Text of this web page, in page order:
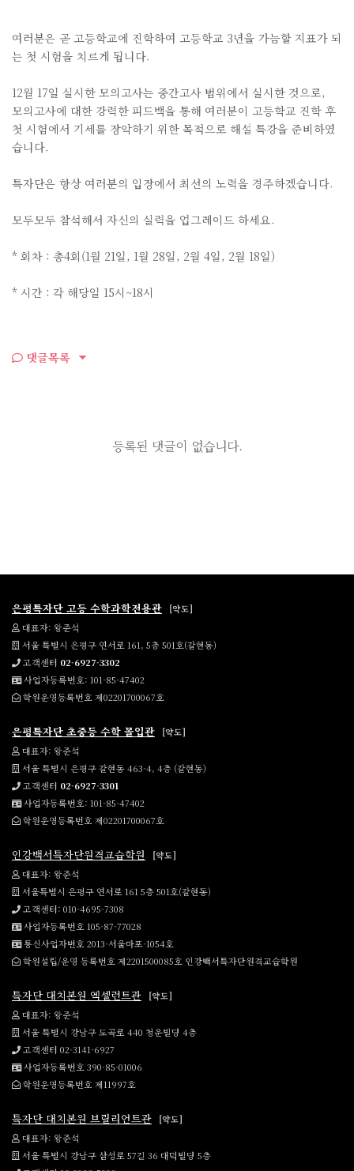
여러분은 곧 고등학교에 진학하여 고등학교 3년을 가늠할 지표가 되
는 첫 시험을 치르게 됩니다.
12월 17일 실시한 모의고사는 중간고사 범위에서 실시한 것으로,
모의고사에 대한 강력한 피드백을 통해 여러분이 고등학교 진학 후
첫 시험에서 기세를 장악하기 위한 목적으로 해설 특강을 준비하였
습니다.
특자단은 항상 여러분의 입장에서 최선의 노력을 경주하겠습니다.
모두모두 참석해서 자신의 실력을 업그레이드 하세요.
* 회차 : 총4회(1월 21일, 1월 28일, 2월 4일, 2월 18일)
* 시간 : 각 해당일 15시~18시
댓글목록
등록된 댓글이 없습니다.
은평특자단 고등 수학과학전용관
[약도]
대표자: 왕준석
서울 특별시 은평구 연서로 161, 5층 501호(갈현동)
고객센터 02-6927-3302
사업자등록번호: 101-85-47402
학원운영등록번호 제02201700067호
은평특자단 초중등 수학 몰입관
[약도]
대표자: 왕준석
서울 특별시 은평구 갈현동 463-4, 4층 (갈현동)
고객센터 02-6927-3301
사업자등록번호: 101-85-47402
학원운영등록번호 제02201700067호
인강백서특자단원격교습학원
[약도]
대표자: 왕준석
서울특별시 은평구 연서로 161 5층 501호(갈현동)
고객센터: 010-4695-7308
사업자등록번호 105-87-77028
통신사업자번호 2013-서울마포-1054호
학원설립/운영 등록번호 제2201500085호 인강백서특자단원격교습학원
특자단 대치본원 엑셀런트관
[약도]
대표자: 왕준석
서울 특별시 강남구 도곡로 440 청운빌딩 4층
고객센터 02-3141-6927
사업자등록번호 390-85-01006
학원운영등록번호 제11997호
특자단 대치본원 브릴리언트관
[약도]
대표자: 왕준석
서울 특별시 강남구 삼성로 57길 36 대덕빌딩 5층